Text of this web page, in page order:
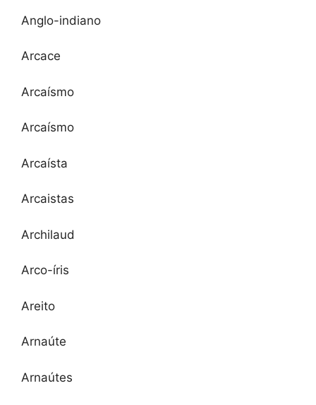
Anglo-indiano
Arcace
Arcaísmo
Arcaísmo
Arcaísta
Arcaistas
Archilaud
Arco-íris
Areito
Arnaúte
Arnaútes